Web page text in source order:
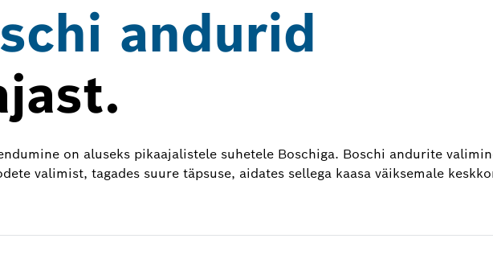
andurid
on aluseks pikaajalistele suhetele Boschiga. Boschi andurite
valimist, tagades suure täpsuse, aidates sellega kaasa väiksemale